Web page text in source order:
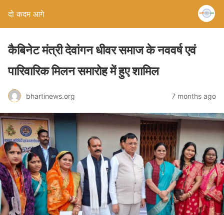
दो कदम आगे
कैबिनेट मंत्री देवांगन धीवर समाज के नववर्ष एवं
पारिवारिक मिलन समारोह में हुए शामिल
bhartinews.org 7 months ago